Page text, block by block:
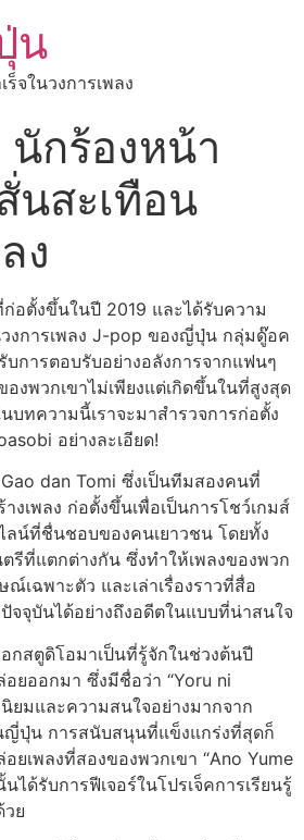
น
จในวงการเพลง
กร้องหน้า
นสะเทือน
ง
อตั้งขึ้นในปี 2019 และได้รับความ
งการเพลง J-pop ของญี่ปุ่น กลุ่มดู๊อค
บการตอบรับอย่างอลังการจากแฟนๆ
งพวกเขาไม่เพียงแต่เกิดขึ้นในที่สูงสุด
บทความนี้เราจะมาสำรวจการก่อตั้ง
อย่างละเอียด!
dan Tomi ซึ่งเป็นทีมสองคนที่
งเพลง ก่อตั้งขึ้นเพื่อเป็นการโชว์เกมส์
ลน์ที่ชื่นชอบของคนเยาวชน โดยทั้ง
รีที่แตกต่างกัน ซึ่งทำให้เพลงของพวก
ณ์เฉพาะตัว และเล่าเรื่องราวที่สื่อ
จจุบันได้อย่างถึงอดีตในแบบที่น่าสนใจ
กสตูดิโอมาเป็นที่รู้จักในช่วงต้นปี
อยออกมา ซึ่งมีชื่อว่า “Yoru ni
ยมและความสนใจอย่างมากจาก
ญี่ปุ่น การสนับสนุนที่แข็งแกร่งที่สุดก็
ยเพลงที่สองของพวกเขา “Ano Yume
ได้รับการฟีเจอร์ในโปรเจ็คการเรียนรู้
วย